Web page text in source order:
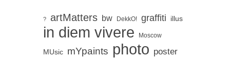
? artMatters bw DekkO! graffiti illus
in diem vivere Moscow
MUsic mYpaints photo poster